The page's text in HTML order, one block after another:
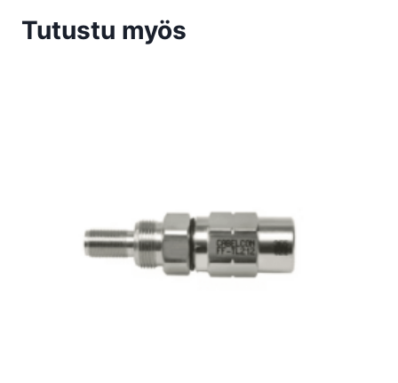
Tutustu myös